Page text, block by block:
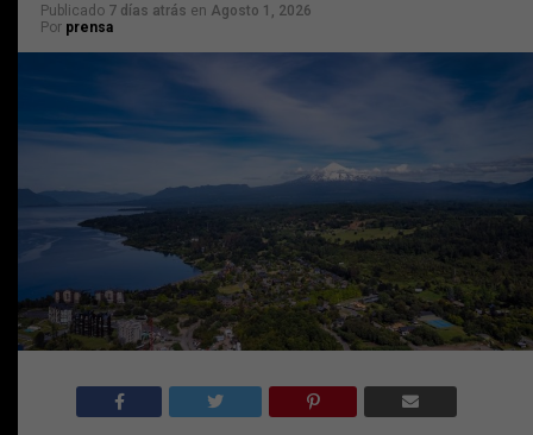
Publicado 7 días atrás en Agosto 1, 2026
Por prensa